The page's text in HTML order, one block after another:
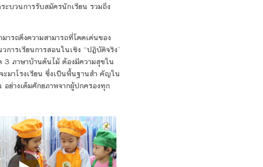
บวนการรับสมัครนักเรียน รวมถึง
รถดึงความสามารถที่โดดเด่นของ
ารเรียนการสอนในเชิง “ปฏิบัติจริง”
ภาษาบ้านต้นไม้ ต้องมีความสุขใน
มาโรงเรียน ซึ่งเป็นพื้นฐานสำ คัญใน
ย่างเต็มศักยภาพจากผู้ปกครองทุก